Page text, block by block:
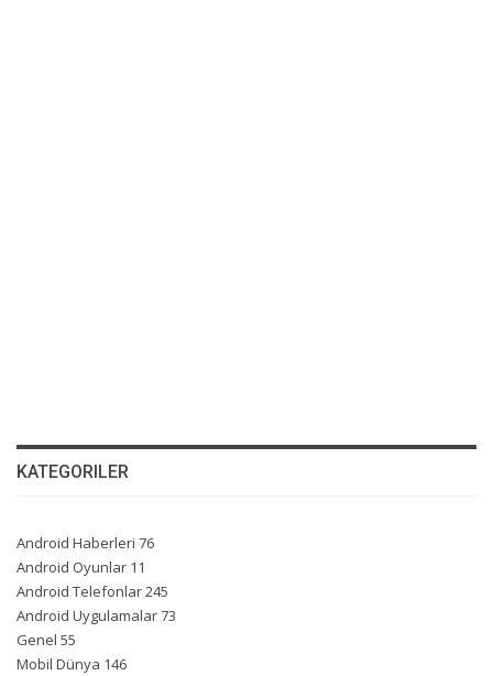
KATEGORILER
Android Haberleri 76
Android Oyunlar 11
Android Telefonlar245
Android Uygulamalar73
Genel 55
Mobil Dünya 146